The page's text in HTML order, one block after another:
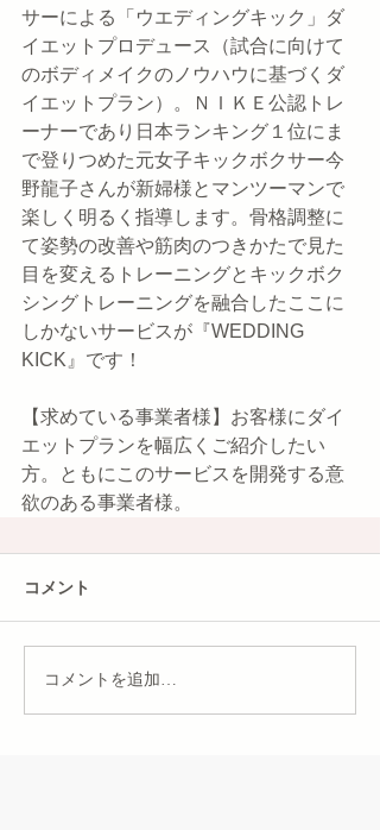
サーによる「ウエディングキック」ダ
イエットプロデュース（試合に向けて
のボディメイクのノウハウに基づくダ
イエットプラン）。ＮＩＫＥ公認トレ
ーナーであり日本ランキング１位にま
で登りつめた元女子キックボクサー今
野龍子さんが新婦様とマンツーマンで
楽しく明るく指導します。骨格調整に
て姿勢の改善や筋肉のつきかたで見た
目を変えるトレーニングとキックボク
シングトレーニングを融合したここに
しかないサービスが『WEDDING
KICK』です！
【求めている事業者様】お客様にダイ
エットプランを幅広くご紹介したい
方。ともにこのサービスを開発する意
欲のある事業者様。
コメント
コメントを追加…